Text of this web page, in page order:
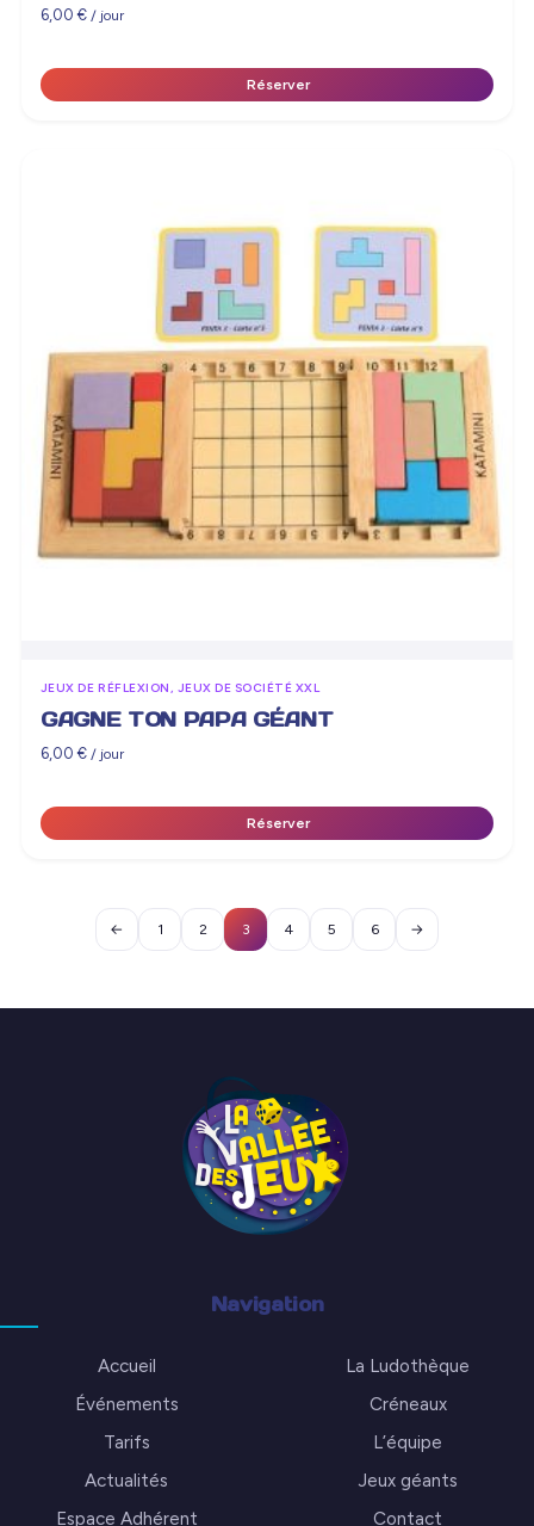
6,00€ / jour
Réserver
JEUX DE RÉFLEXION, JEUX DE SOCIÉTÉ XXL
GAGNE TON PAPA GÉANT
6,00€ / jour
Réserver
← 1 2 3 4 5 6 →
Navigation
Accueil
La Ludothèque
Événements
Créneaux
Tarifs
L’équipe
Actualités
Jeux géants
Espace Adhérent
Contact